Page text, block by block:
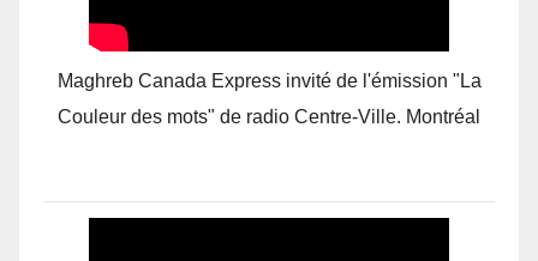
Maghreb Canada Express invité de l'émission "La
Couleur des mots" de radio Centre-Ville. Montréal